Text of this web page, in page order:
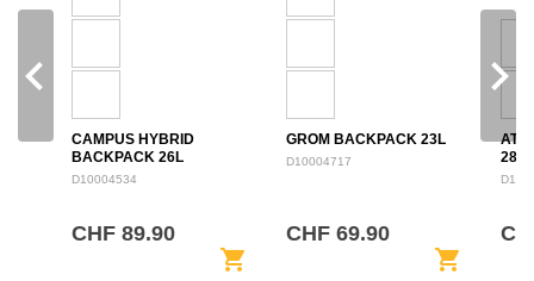
CAMPUS HYBRID
BACKPACK 26L
D10004534
CHF 89.90
shopping_cart
GROM BACKPACK 23L
D10004717
CHF 69.90
shopping_cart
28L
navigate_before navigate_next